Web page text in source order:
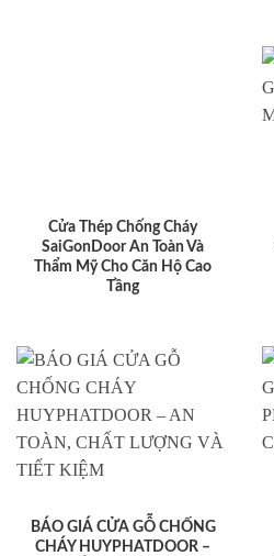
Cửa Thép Chống Cháy
SaiGonDoor An Toàn Và
Thẩm Mỹ Cho Căn Hộ Cao
Tầng
BÁO GIÁ CỬA GỖ CHỐNG
CHÁY HUYPHATDOOR –